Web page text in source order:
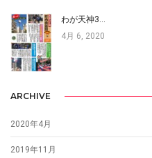
わが天神3…
4月 6, 2020
ARCHIVE
2020年4月
2019年11月